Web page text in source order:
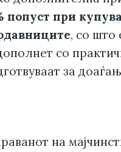
попуст при
, со што
со
за
на